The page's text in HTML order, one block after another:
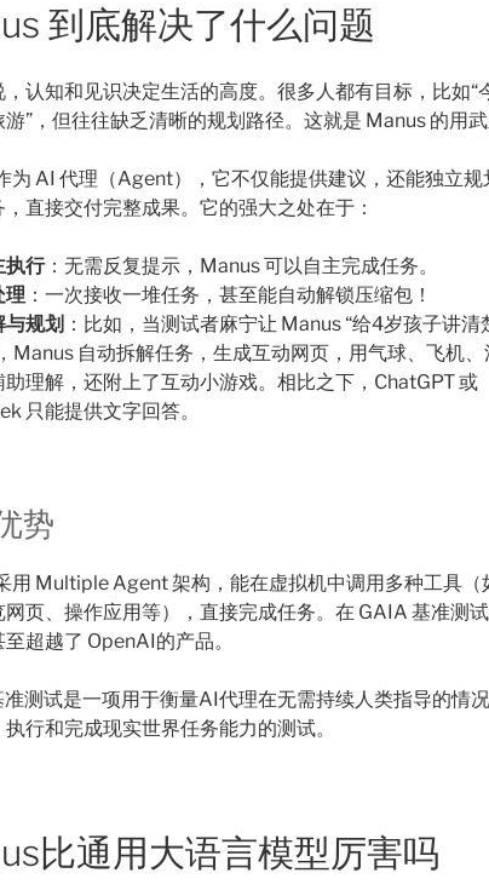
到底解决了什么问题
，认知和见识决定生活的高度。很多人都有目标，比如“
”，但往往缺乏清晰的规划路径。这就是 Manus 的用武
为 AI 代理（Agent），它不仅能提供建议，还能独立规
直接交付完整成果。它的强大之处在于：
执行：无需反复提示，Manus 可以自主完成任务。
理 ：一次接收一堆任务，甚至能自动解锁压缩包！
规划 ：比如，当测试者麻宁让 Manus “给4岁孩子讲清
Manus 自动拆解任务，生成互动网页，用气球、飞机、
助理解，还附上了互动小游戏。相比之下，ChatGPT 或
只能提供文字回答。
势
用 Multiple Agent 架构，能在虚拟机中调用多种工具（
网页、操作应用等），直接完成任务。在 GAIA 基准测
超越了 OpenAI的产品。
测试是一项用于衡量AI代理在无需持续人类指导的情
行和完成现实世界任务能力的测试。
比通用大语言模型厉害吗